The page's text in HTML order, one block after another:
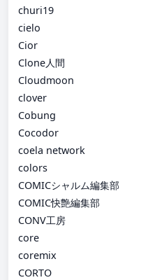
churi19
cielo
Cior
Clone人間
Cloudmoon
clover
Cobung
Cocodor
coela network
colors
COMICシャルム編集部
COMIC快艶編集部
CONV工房
core
coremix
CORTO